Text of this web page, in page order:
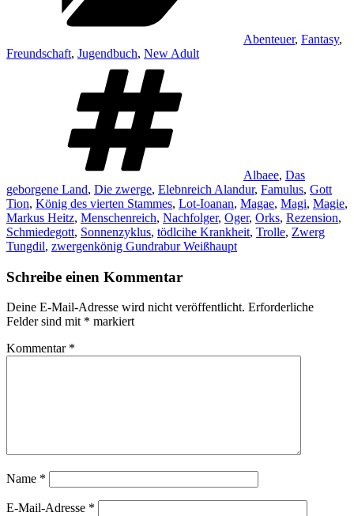
Abenteuer, Fantasy,
Freundschaft, Jugendbuch, New Adult
Albaee, Das
geborgene Land, Die zwerge, Elebnreich Alandur, Famulus, Gott
Tion, König des vierten Stammes, Lot-Ioanan, Magae, Magi, Magie,
Markus Heitz, Menschenreich, Nachfolger, Oger, Orks, Rezension,
Schmiedegott, Sonnenzyklus, tödlcihe Krankheit, Trolle, Zwerg
Tungdil, zwergenkönig Gundrabur Weißhaupt
Schreibe einen Kommentar
Deine E-Mail-Adresse wird nicht veröffentlicht. Erforderliche
Felder sind mit * markiert
Kommentar *
Name *
E-Mail-Adresse *